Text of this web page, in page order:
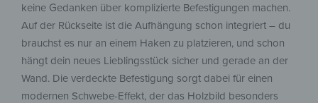
keine Gedanken über komplizierte Befestigungen machen.
Auf der Rückseite ist die Aufhängung schon integriert – du
brauchst es nur an einem Haken zu platzieren, und schon
hängt dein neues Lieblingsstück sicher und gerade an der
Wand. Die verdeckte Befestigung sorgt dabei für einen
modernen Schwebe-Effekt, der das Holzbild besonders